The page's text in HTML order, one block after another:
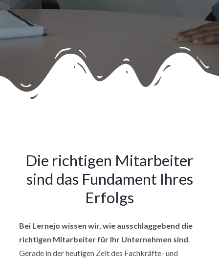
Die richtigen Mitarbeiter
sind das Fundament Ihres
Erfolgs
Bei Lernejo wissen wir, wie ausschlaggebend die
richtigen Mitarbeiter für Ihr Unternehmen sind
Gerade in der heutigen Zeit des Fachkräfte- und